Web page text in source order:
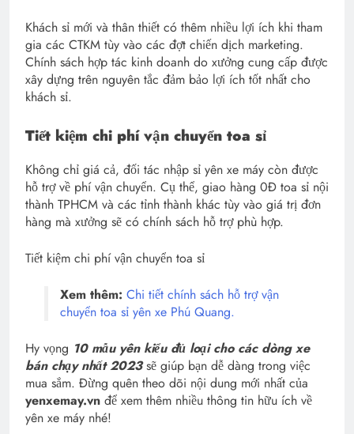
Khách sỉ mới và thân thiết có thêm nhiều lợi ích khi tham
gia các CTKM tùy vào các đợt chiến dịch marketing.
Chính sách hợp tác kinh doanh do xưởng cung cấp được
xây dựng trên nguyên tắc đảm bảo lợi ích tốt nhất cho
khách sỉ.
Tiết kiệm chi phí vận chuyển toa sỉ
Không chỉ giá cả, đối tác nhập sỉ yên xe máy còn được
hỗ trợ về phí vận chuyển. Cụ thể, giao hàng 0Đ toa sỉ nội
thành TPHCM và các tỉnh thành khác tùy vào giá trị đơn
hàng mà xưởng sẽ có chính sách hỗ trợ phù hợp.
Tiết kiệm chi phí vận chuyển toa sỉ
Xem thêm: Chi tiết chính sách hỗ trợ vận
chuyển toa sỉ yên xe Phú Quang.
Hy vọng 10 mẫu yên kiểu đủ loại cho các dòng xe
bán chạy nhất 2023sẽ giúp bạn dễ dàng trong việc
mua sắm. Đừng quên theo dõi nội dung mới nhất của
yenxemay.vn để xem thêm nhiều thông tin hữu ích về
yên xe máy nhé!